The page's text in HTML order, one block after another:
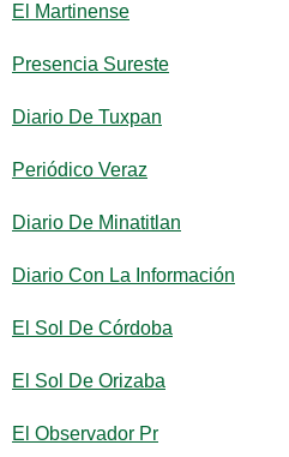
El Martinense
Presencia Sureste
Diario De Tuxpan
Periódico Veraz
Diario De Minatitlan
Diario Con La Información
El Sol De Córdoba
El Sol De Orizaba
El Observador Pr